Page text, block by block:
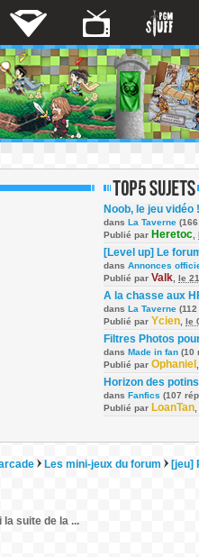
Noob, le jeu vidéo !
dans La Taverne
Publié par Heretoc
[Level up] Le
dans Annonces
Publié par Valk le
A la chasse aux
dans La Taverne
Publié par Ycien le
Filtres Photos
dans Made in fan (10
Publié par Ophaniel
Horizon des potins
dans Fanfics (107
Publié par LoanTan
Les mini-jeux du forum [jeu]
suite de la ...